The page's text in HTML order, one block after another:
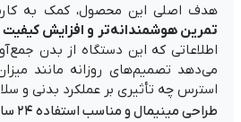
هدف اصلی این محصول، کمک به
تمرین هوشمندانه‌تر و افزایش کیفیت
اطلاعاتی که این دستگاه از بدن
می‌دهد تصمیم‌های روزانه مانند
استرس چه تأثیری بر عملکرد بدنی و
طراحی مینیمال و مناسب استفاده ۲۴ ساعته